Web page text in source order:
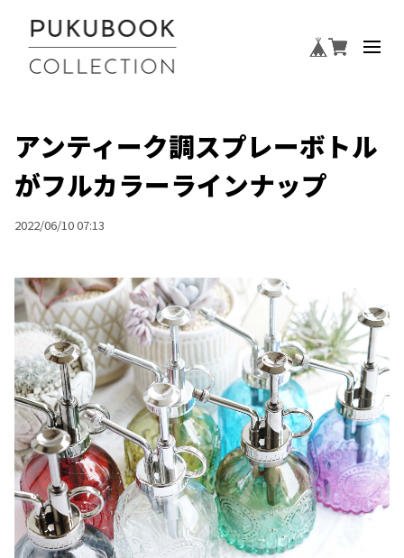
アンティーク調スプレーボトル
がフルカラーラインナップ
2022/06/10 07:13